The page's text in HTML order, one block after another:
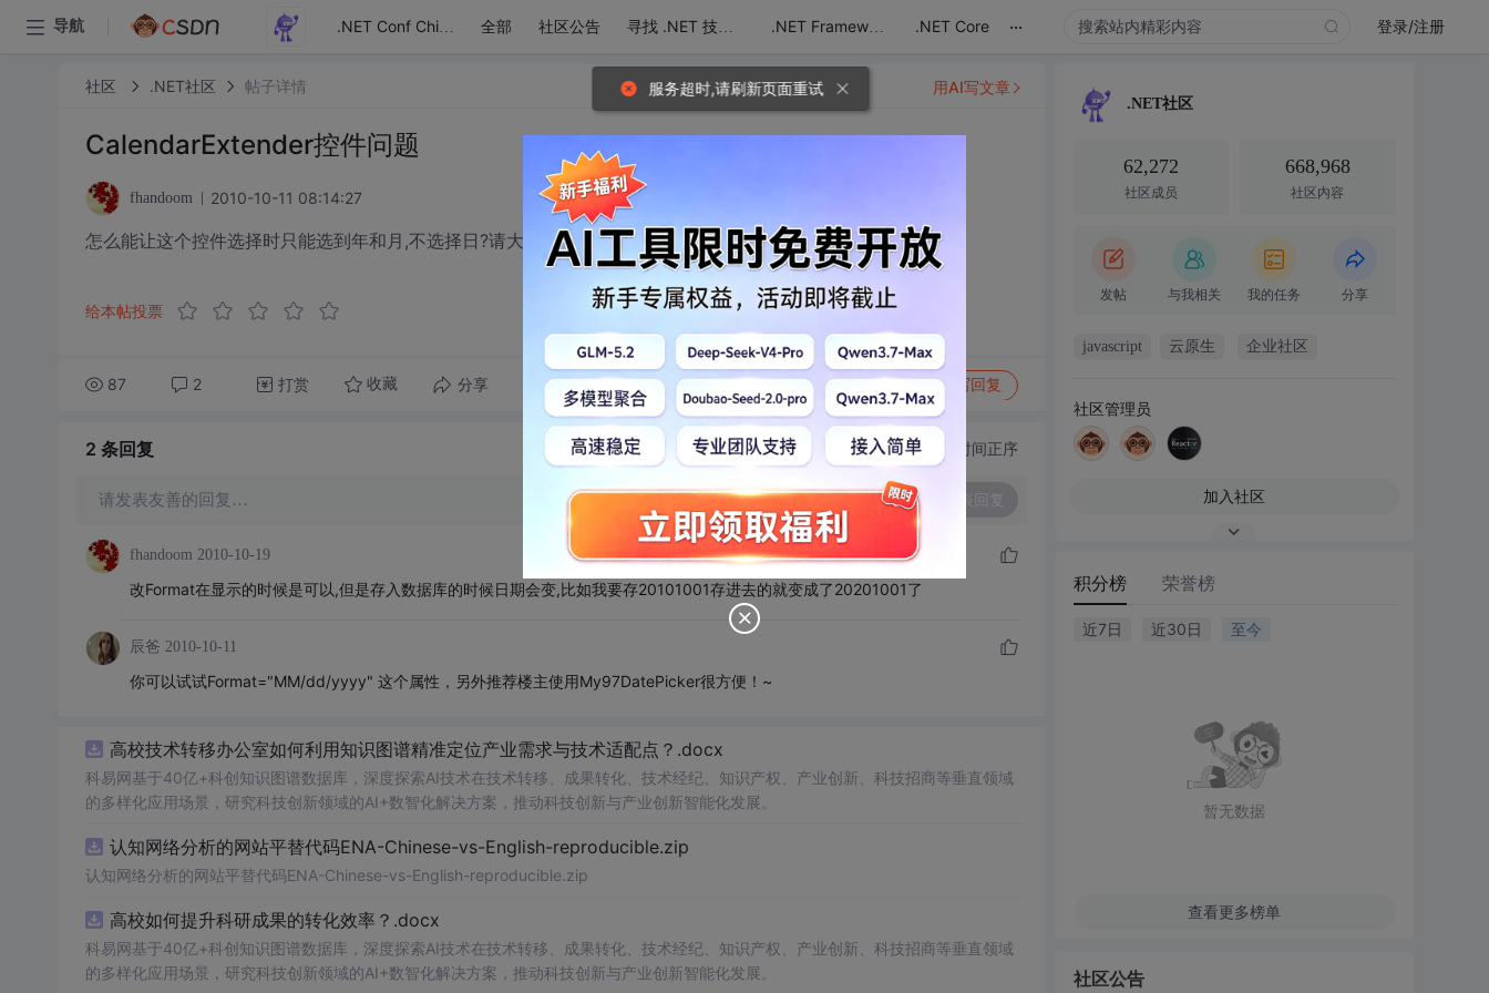
导航 .NET Conf China 全部 社区公告 寻找 .NET 技术达人 .NET Framework .NET Core ... 登录/注册
社区 .NET社区 帖子详情
CalendarExtender控件问题
fhandoom 2010-10-11 08:14:27
怎么能让这个控件选择时只能选到年和月,不选择日?请大家帮忙,谢谢
给本帖投票
87 2 打赏 收藏 分享 转发到动态 举报 写回复
用AI写文章
2 条回复 切换为时间正序
请发表友善的回复…
fhandoom 2010-10-19
改Format在显示的时候是可以,但是存入数据库的时候日期会变,比如我要存20101001存进去的就变成了20201001了
辰爸 2010-10-11
你可以试试Format="MM/dd/yyyy" 这个属性，另外推荐楼主使用My97DatePicker很方便！~
高校技术转移办公室如何利用知识图谱精准定位产业需求与技术适配点？.docx
科易网基于40亿+科创知识图谱数据库，深度探索AI技术在技术转移、成果转化、技术经纪、知识产权、产业创新、科技招商等垂直领域
的多样化应用场景，研究科技创新领域的AI+数智化解决方案，推动科技创新与产业创新智能化发展。
认知网络分析的网站平替代码ENA-Chinese-vs-English-reproducible.zip
认知网络分析的网站平替代码ENA-Chinese-vs-English-reproducible.zip
高校如何提升科研成果的转化效率？.docx
科易网基于40亿+科创知识图谱数据库，深度探索AI技术在技术转移、成果转化、技术经纪、知识产权、产业创新、科技招商等垂直领域
的多样化应用场景，研究科技创新领域的AI+数智化解决方案，推动科技创新与产业创新智能化发展。
.NET社区
62,272
社区成员
668,968
社区内容
发帖 与我相关 我的任务 分享
javascript 云原生 企业社区
社区管理员
加入社区
积分榜 荣誉榜
近7日 近30日 至今
暂无数据
查看更多榜单
社区公告
服务超时,请刷新页面重试